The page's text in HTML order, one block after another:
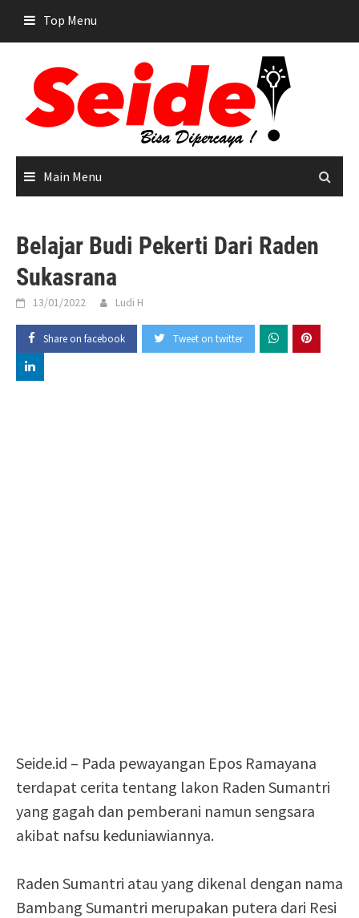
content
Top Menu
Main Menu
Belajar Budi Pekerti Dari Raden
Sukasrana
13/01/2022 Ludi H
Share on facebook Tweet on twitter
Seide.id – Pada pewayangan Epos Ramayana
terdapat cerita tentang lakon Raden Sumantri
yang gagah dan pemberani namun sengsara
akibat nafsu keduniawiannya.
Raden Sumantri atau yang dikenal dengan nama
Bambang Sumantri merupakan putera dari Resi